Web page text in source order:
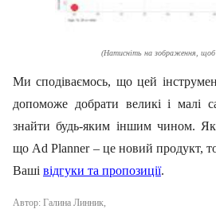
(Натисніть на зображення, щоб
Ми сподіваємось, що цей
допоможе добрати великі і малі
знайти будь-яким іншим чином.
що Ad Planner– це новий продукт,
Ваші відгуки та пропозиції.
Автор: Галина Линник,